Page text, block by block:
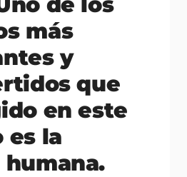
más
y
que
en este
es la